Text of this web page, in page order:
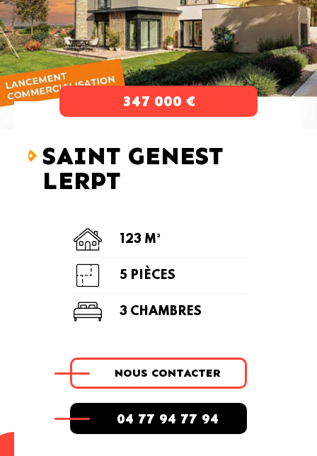
SAINT GENEST
LERPT
123 M²
5 PIÈCES
3 CHAMBRES
347 000 €
NOUS CONTACTER
04 77 94 77 94